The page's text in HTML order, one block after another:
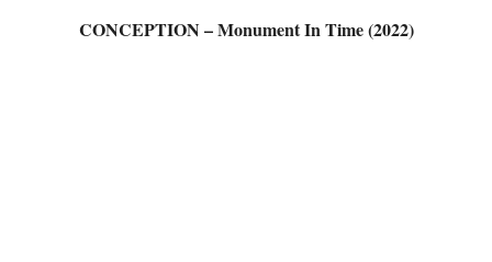
CONCEPTION – Monument In Time (2022)